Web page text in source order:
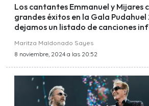
Los cantantes Emmanuel y Mijares
grandes éxitos en la Gala
dejamos un listado de canciones
Maritza Maldonado Sayes
8 noviembre, 2024 a las 20:52